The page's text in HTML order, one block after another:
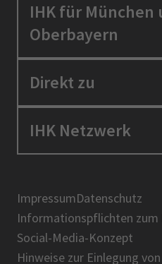
IHK für München
Oberbayern
Standortpolitik
Berufszugang
Über uns
Direkt zu
Positionen
Presse
IHK-Magazin
IHK Netzwerk
BIHK
DIHK
AHK
ImpressumDatenschutz
Informationspflichten zum
Social-Media-Konzept
Hinweise zur Einlegung